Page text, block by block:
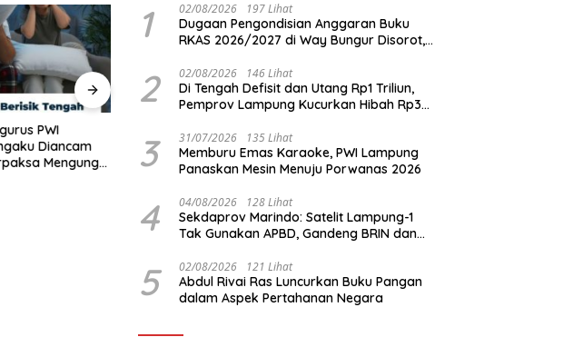
PWI
Diancam
Mengungsi
Lampung-1 Resmi Mengorbit,
Gubernur Mirza: Awal Era Baru
Pemanfaatan Teknologi
Antariksa untuk Pembangunan
Kesulitan Bayar Gaji PPPK,
Pemerintah Siapkan Tambahan
Dana
1 02/08/2026 197 Lihat
Dugaan Pengondisian Anggaran Buku
RKAS 2026/2027 di Way Bungur Disorot,
Keuntungan untuk Rekreasi
2 02/08/2026 146 Lihat
Di Tengah Defisit dan Utang Rp1 Triliun,
Pemprov Lampung Kucurkan Hibah Rp35
3 31/07/2026 135 Lihat
Memburu Emas Karaoke, PWI Lampung
Panaskan Mesin Menuju Porwanas 2026
4 04/08/2026 128 Lihat
Sekdaprov Marindo: Satelit Lampung-1
Tak Gunakan APBD, Gandeng BRIN dan
Berbasis Data
5 02/08/2026 121 Lihat
Abdul Rivai Ras Luncurkan Buku Pangan
dalam Aspek Pertahanan Negara